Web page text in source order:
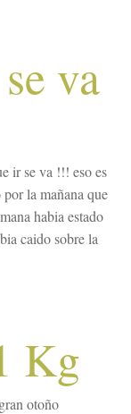
va
ir se va !!! eso es
la mañana que
habia estado
caido sobre la
Kg
otoño